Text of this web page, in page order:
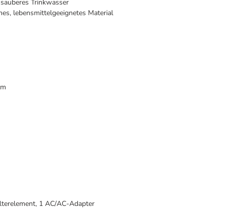
Trinkwasser
lebensmittelgeeignetes Material
1 AC/AC-Adapter